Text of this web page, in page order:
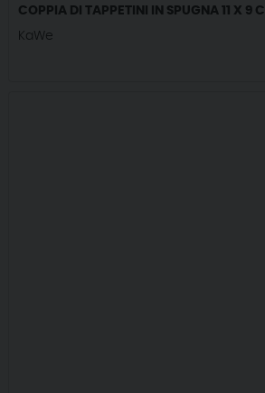
COPPIA DI TAPPETINI IN SPUGNA 11 X 9
KaWe